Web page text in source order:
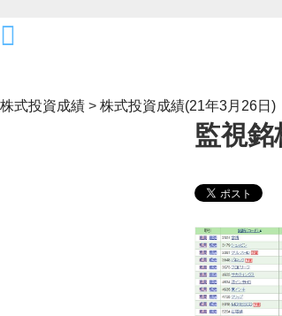
株式投資成績 > 株式投資成績(21年3月26
監視銘